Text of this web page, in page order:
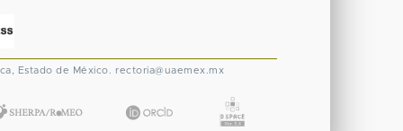
Estado de México. rectoria@uaemex.mx